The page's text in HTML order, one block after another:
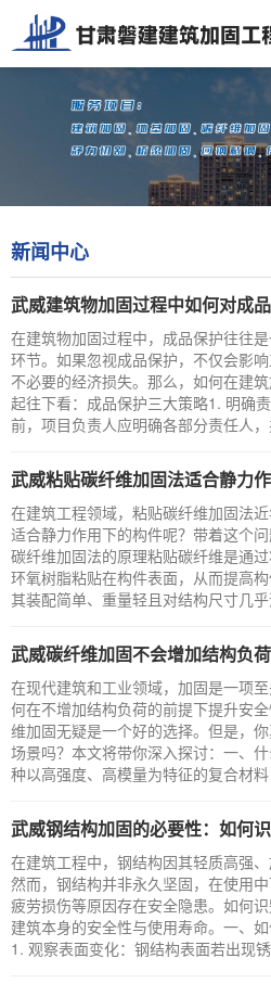
新闻中心
武威建筑物加固过程中如何对成品进
在建筑物加固过程中，成品保护往往
环节。如果忽视成品保护，不仅会影
不必要的经济损失。那么，如何在建
起往下看：成品保护三大策略1. 明确
前，项目负责人应明确各部分责任人
武威粘贴碳纤维加固法适合静力作用下
在建筑工程领域，粘贴碳纤维加固法
适合静力作用下的构件呢？带着这个
碳纤维加固法的原理粘贴碳纤维是通
环氧树脂粘贴在构件表面，从而提高
其装配简单、重量轻且对结构尺寸几
武威碳纤维加固不会增加结构负荷，适合加固
在现代建筑和工业领域，加固是一项
何在不增加结构负荷的前提下提升安
维加固无疑是一个好的选择。但是，
场景吗？本文将带你深入探讨：一、
种以高强度、高模量为特征的复合材
武威钢结构加固的必要性：如何识别潜在风险并
在建筑工程中，钢结构因其轻质高强
然而，钢结构并非永久坚固，在使用
疲劳损伤等原因存在安全隐患。如何
建筑本身的安全性与使用寿命。一、
1. 观察表面变化：钢结构表面若出现